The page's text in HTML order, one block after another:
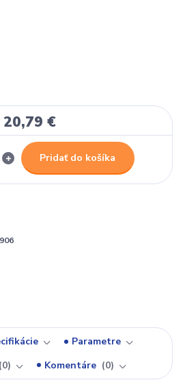
20,79 €
Pridať do košíka
Parametre
0 Komentáre 0